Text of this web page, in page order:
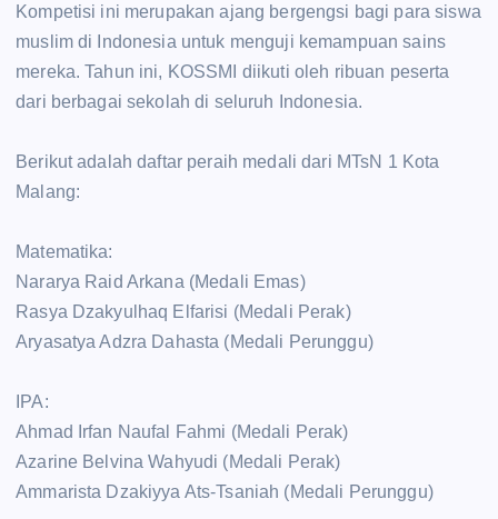
Kompetisi ini merupakan ajang bergengsi bagi para siswa
muslim di Indonesia untuk menguji kemampuan sains
mereka. Tahun ini, KOSSMI diikuti oleh ribuan peserta
dari berbagai sekolah di seluruh Indonesia.
Berikut adalah daftar peraih medali dari MTsN 1 Kota
Malang:
Matematika:
Nararya Raid Arkana (Medali Emas)
Rasya Dzakyulhaq Elfarisi (Medali Perak)
Aryasatya Adzra Dahasta (Medali Perunggu)
IPA:
Ahmad Irfan Naufal Fahmi (Medali Perak)
Azarine Belvina Wahyudi (Medali Perak)
Ammarista Dzakiyya Ats-Tsaniah (Medali Perunggu)